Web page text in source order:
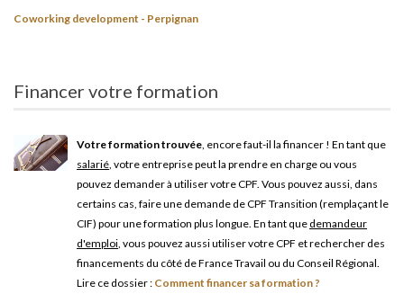
Coworking development - Perpignan
Financer votre formation
Votre formation trouvée, encore faut-il la financer ! En tant que
salarié, votre entreprise peut la prendre en charge ou vous
pouvez demander à utiliser votre CPF. Vous pouvez aussi, dans
certains cas, faire une demande de CPF Transition (remplaçant le
CIF) pour une formation plus longue. En tant que demandeur
d'emploi, vous pouvez aussi utiliser votre CPF et rechercher des
financements du côté de France Travail ou du Conseil Régional.
Lire ce dossier : Comment financer sa formation ?